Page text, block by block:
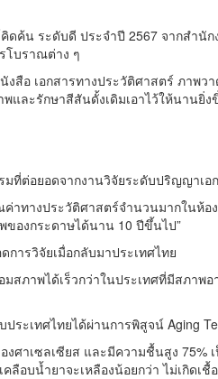
ดค้น ระดับดี ประจำปี 2567 จากสำ
โบราณต่าง ๆ
งสือ เอกสารทางประวัติศาสตร์ ภ
และรักษาสีสันดั้งเดิมเอาไว้ให้นาน
ที่ต่อยอดจากงานวิจัยระดับปริญญาเ
ทางประวัติศาสตร์จำนวนมากในห้
องกระดาษได้นาน 10 ปีขึ้นไป”
ารวิจัยเมื่อกลับมาประเทศไทย
สภาพได้เร็วกว่าในประเทศที่มีสภา
ระเทศไทยได้ผ่านการพิสูจน์ Aging
ศาเซลเซียส และมีความชื้นสูง
อบน้ำยาจะเหลืองน้อยกว่า ไม่เกิดเ